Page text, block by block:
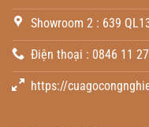
Showroom 2 : 639
Điện thoại : 0846 11
https://